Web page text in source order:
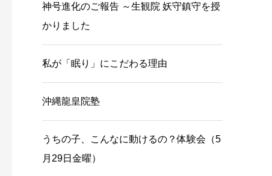
神号進化のご報告 ～生観院 妖守鎮守を授
かりました
私が「眠り」にこだわる理由
沖縄龍皇院塾
うちの子、こんなに動けるの？体験会（5
月29日金曜）